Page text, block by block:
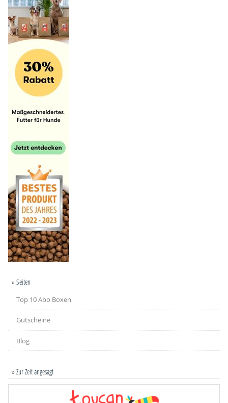
» Seiten
Top 10 Abo Boxen
Gutscheine
Blog
» Zur Zeit angesagt